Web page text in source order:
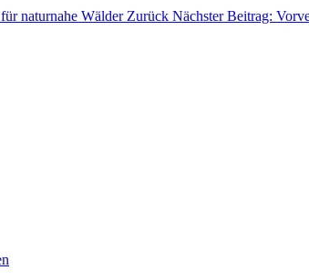
naturnahe Wälder Zurück Nächster Beitrag: